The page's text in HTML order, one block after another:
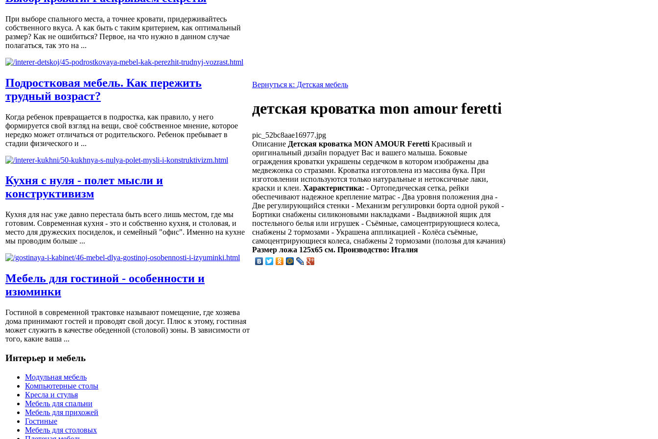
При выборе спального места, а точнее кровати, придерживайтесь
собственного вкуса. А как быть с таким критерием, как оптимальный
размер? Как не ошибиться? Первое, на что нужно в данном случае
полагаться, так это на ...
Подростковая мебель. Как пережить
трудный возраст?
Когда ребенок превращается в подростка, как правило, у него
формируется свой взгляд на вещи, своё собственное мнение, которое
нередко может отличаться от родительского. Ребенок пребывает в
стадии физического и ...
Кухня с нуля - полет мысли и
конструктивизм
Кухня для нас уже давно перестала быть всего лишь местом, где мы
готовим. Современная кухня - это и собственно кухня, и столовая, и
место для дружеских посиделок, и семейный "офис". Именно на кухне
мы проводим больше ...
Мебель для гостиной - особенности и
изюминки
Гостиной в современной трактовке называют помещение, где хозяева
дома принимают гостей и проводят свой досуг. Плюс к этому, гостиная
может служить в качестве обеденной (столовой) зоны. В зависимости от
того, какие ваша ...
Интерьер и мебель
Модульная мебель
Компьютерные столы
Кресла и стулья
Мебель для спальни
Мебель для прихожей
Гостиные
Мебель для столовых
Вернуться к: Детская мебель
детская кроватка mon amour feretti
pic_52bc8aae16977.jpg
Описание Детская кроватка MON AMOUR Feretti Красивый и
оригинальный дизайн порадует Вас и вашего малыша. Боковые
ограждения кроватки украшены сердечком в котором изображены два
медвежонка со стразами. Кроватка изготовлена из массива бука. При
изготовлении используются только натуральные и нетоксичные лаки,
краски и клеи. Характеристика: - Ортопедическая сетка, рейки
обеспечивают надежное крепление матрас - Два уровня положения дна -
Две регулирующийся стенки - Механизм регулировки борта одной рукой -
Бортики снабжены силиконовыми накладками - Выдвижной ящик для
постельного белья или игрушек - Съёмные, самоцентрирующиеся колеса,
снабжены 2 тормозами - Украшена аппликацией - Колёса съёмные,
самоцентрирующиеся колеса, снабжены 2 тормозами (полозья для качания)
Размер ложа 125х65 см. Производство: Италия